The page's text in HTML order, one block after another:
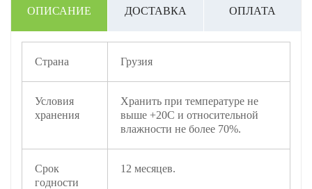
ОПИСАНИЕ ДОСТАВКА ОПЛАТА
Страна Грузия
Условия
хранения
Хранить при температуре не
выше +20С и относительной
влажности не более 70%.
Срок
годности
12 месяцев.